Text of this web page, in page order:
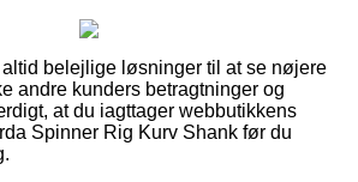
belejlige løsninger til at se nøjere
andre kunders betragtninger og
at du iagttager webbutikkens
Spinner Rig Kurv Shank før du